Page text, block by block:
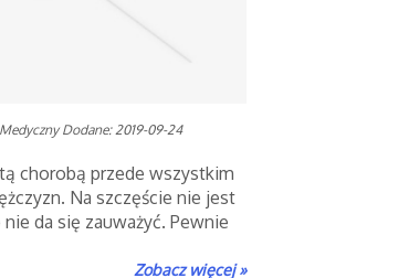
Dodane: 2019-09-24
chorobą przede wszystkim
Na szczęście nie jest
da się zauważyć. Pewnie
Zobacz więcej »